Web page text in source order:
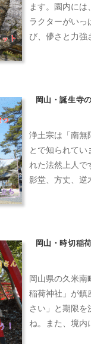
ます。園内に
ラクターがいっ
び、儚さと力強
岡山・誕生寺
浄土宗は「南無
とで知られてい
れた法然上人で
影堂、方丈、逆
岡山・時切稲
岡山県の久米南
稲荷神社」が
さい」と期限を
ね。また、境内